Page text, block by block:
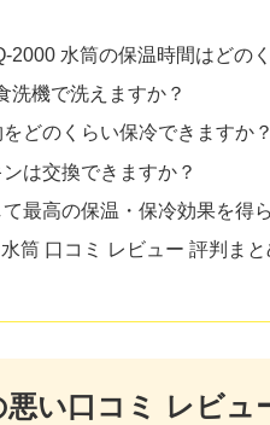
2000 水筒の保温時間はどの
洗機で洗えますか？
どのくらい保冷できますか？
は交換できますか？
最高の保温・保冷効果を得
筒 口コミ レビュー 評判まと
い口コミ レビュ